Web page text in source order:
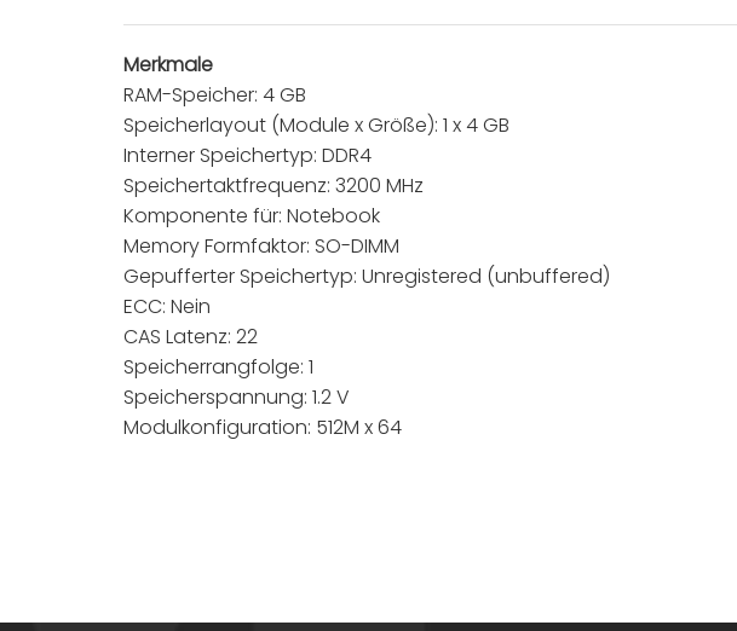
Merkmale
RAM-Speicher: 4 GB
Speicherlayout (Module x Größe): 1 x 4 GB
Interner Speichertyp: DDR4
Speichertaktfrequenz: 3200 MHz
Komponente für: Notebook
Memory Formfaktor: SO-DIMM
Gepufferter Speichertyp: Unregistered (unbuffered)
ECC: Nein
CAS Latenz: 22
Speicherrangfolge: 1
Speicherspannung: 1.2 V
Modulkonfiguration: 512M x 64